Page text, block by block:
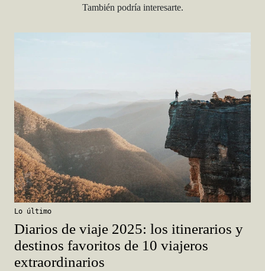
También podría interesarte.
Lo último
Diarios de viaje 2025: los itinerarios y
destinos favoritos de 10 viajeros
extraordinarios